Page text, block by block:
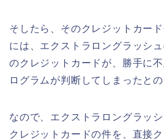
そしたら、そのクレジットカー
には、エクストラロングラッシ
のクレジットカードが、勝手に
ログラムが判断してしまったとの
なので、エクストラロングラッ
クレジットカードの件を、直接